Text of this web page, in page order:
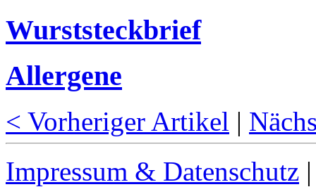
Wurststeckbrief
Allergene
< Vorheriger Artikel |
Impressum & Datenschutz